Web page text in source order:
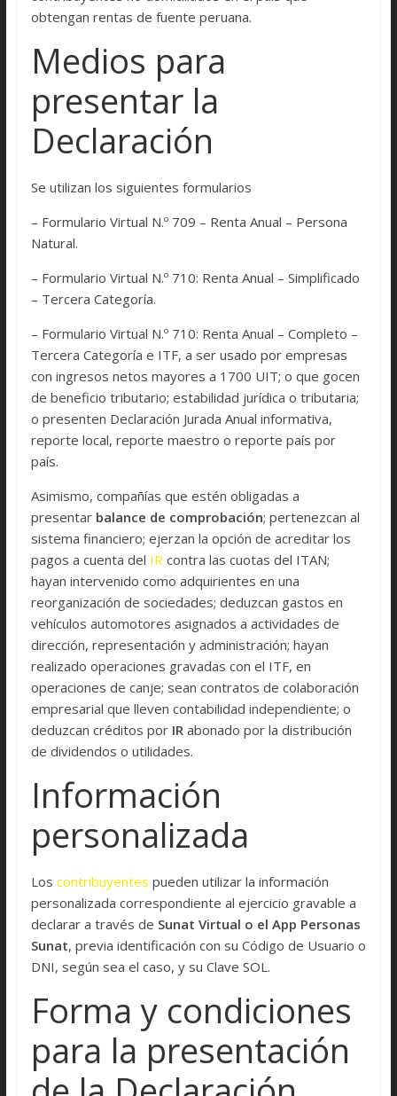
obtengan rentas de fuente peruana.
Medios para
presentar la
Declaración
Se utilizan los siguientes formularios
– Formulario Virtual N.º 709 – Renta Anual – Persona
Natural.
– Formulario Virtual N.º 710: Renta Anual – Simplificado
– Tercera Categoría.
– Formulario Virtual N.º 710: Renta Anual – Completo –
Tercera Categoría e ITF, a ser usado por empresas
con ingresos netos mayores a 1700 UIT; o que gocen
de beneficio tributario; estabilidad jurídica o tributaria;
o presenten Declaración Jurada Anual informativa,
reporte local, reporte maestro o reporte país por
país.
Asimismo, compañías que estén obligadas a
presentar balance de comprobación; pertenezcan al
sistema financiero; ejerzan la opción de acreditar los
pagos a cuenta del IR contra las cuotas del ITAN;
hayan intervenido como adquirientes en una
reorganización de sociedades; deduzcan gastos en
vehículos automotores asignados a actividades de
dirección, representación y administración; hayan
realizado operaciones gravadas con el ITF, en
operaciones de canje; sean contratos de colaboración
empresarial que lleven contabilidad independiente; o
deduzcan créditos por IR abonado por la distribución
de dividendos o utilidades.
Información
personalizada
Los contribuyentes pueden utilizar la información
personalizada correspondiente al ejercicio gravable a
declarar a través de Sunat Virtual o el App Personas
Sunat, previa identificación con su Código de Usuario o
DNI, según sea el caso, y su Clave SOL.
Forma y condiciones
para la presentación